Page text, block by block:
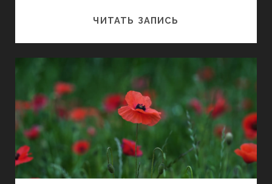
ЧИТАТЬ ЗАПИСЬ
СЕВЕРНОЙ
ЕВРОПЫ
БАЛТИИ,
ИЮЛЬ
2024
ГОДА